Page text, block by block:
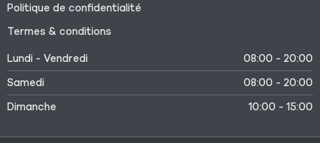
Politique de confidentialité
Termes & conditions
Lundi - Vendredi
08:00 - 20:00
Samedi
08:00 - 20:00
Dimanche
10:00 - 15:00